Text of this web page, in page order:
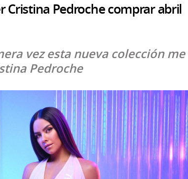
Cristina Pedroche comprar abril
vez esta nueva colección me
Pedroche